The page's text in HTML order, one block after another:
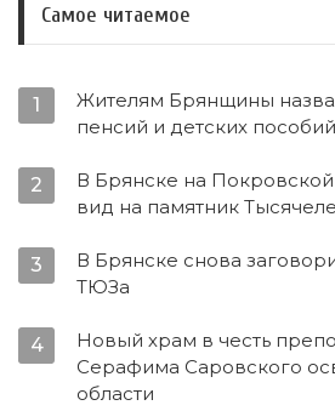
Самое читаемое
1
Жителям Брянщины
пенсий и детских
2
В Брянске на
вид на памятник
3
В Брянске снова
ТЮЗа
4
Новый храм в честь
Серафима Саровского
области